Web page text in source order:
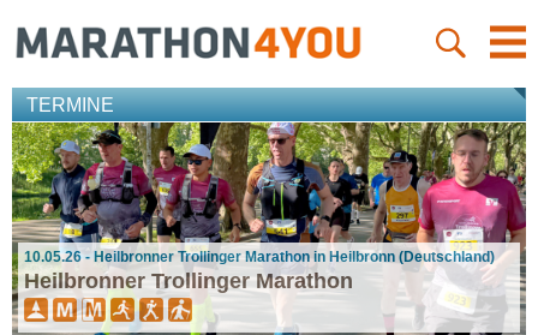
TERMINE
10.05.26 - Heilbronner Trollinger Marathon in Heilbronn (Deutschland)
Heilbronner Trollinger Marathon